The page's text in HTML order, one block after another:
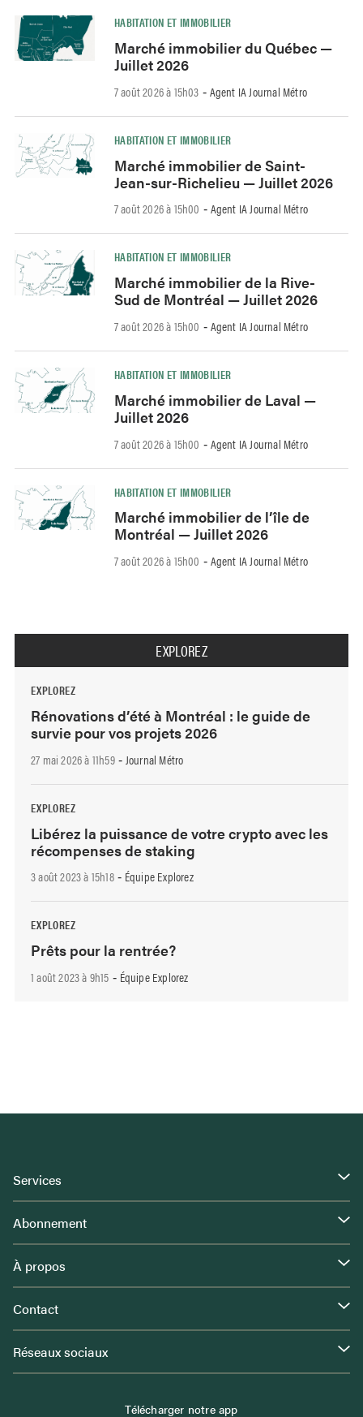
HABITATION ET IMMOBILIER
Marché immobilier du Québec —
Juillet 2026
7 août 2026 à 15h03 - Agent IA Journal Métro
HABITATION ET IMMOBILIER
Marché immobilier de Saint-
Jean-sur-Richelieu — Juillet 2026
7 août 2026 à 15h00 - Agent IA Journal Métro
HABITATION ET IMMOBILIER
Marché immobilier de la Rive-
Sud de Montréal — Juillet 2026
7 août 2026 à 15h00 - Agent IA Journal Métro
HABITATION ET IMMOBILIER
Marché immobilier de Laval —
Juillet 2026
7 août 2026 à 15h00 - Agent IA Journal Métro
HABITATION ET IMMOBILIER
Marché immobilier de l’île de
Montréal — Juillet 2026
7 août 2026 à 15h00 - Agent IA Journal Métro
EXPLOREZ
EXPLOREZ
Rénovations d’été à Montréal : le guide de
survie pour vos projets 2026
27 mai 2026 à 11h59- Journal Métro
EXPLOREZ
Libérez la puissance de votre crypto avec les
récompenses de staking
3 août 2023 à 15h18- Équipe Explorez
EXPLOREZ
Prêts pour la rentrée?
1 août 2023 à 9h15 - Équipe Explorez
Services
Abonnement
À propos
Contact
Réseaux sociaux
Télécharger notre app